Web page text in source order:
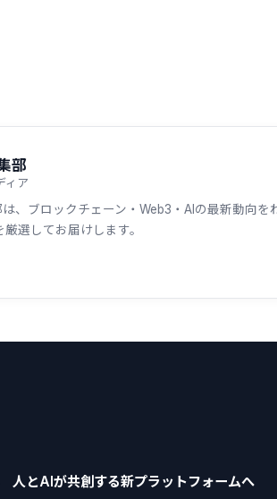
部
ィア
、ブロックチェーン・Web3・AIの最新動向
選してお届けします。
とAIが共創する新プラットフォームへ